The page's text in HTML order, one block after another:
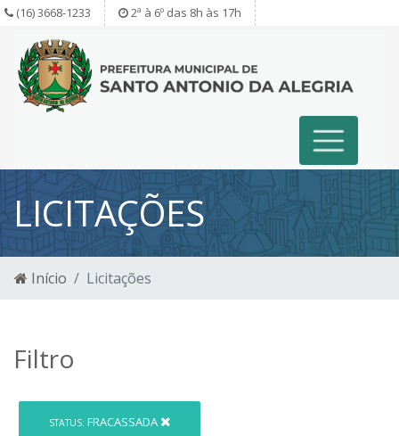
(16) 3668-1233 2ª à 6º das 8h às 17h
LICITAÇÕES
Início Licitações
Filtro
STATUS: FRACASSADA